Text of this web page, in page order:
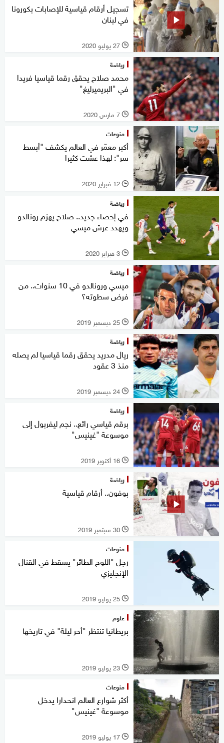
تسجيل أرقام قياسية للإصابات بكورونا
في لبنان
l 27 يوليو 2020
رياضة
محمد صلاح يحقق رقما قياسيا فريدا
في "البريميرليغ"
l 7 مارس 2020
منوعات
أكبر معمّر في العالم يكشف "أبسط
سر": لهذا عشت كثيرا
l 12 فبراير 2020
رياضة
في إحصاء جديد.. صلاح يهزم رونالدو
ويهدد عرش ميسي
l 3 فبراير 2020
رياضة
ميسي ورونالدو في 10 سنوات.. من
فرض سطوته؟
l 25 ديسمبر 2019
رياضة
ريال مدريد يحقق رقما قياسيا لم يصله
منذ 3 عقود
l 24 ديسمبر 2019
رياضة
برقم قياسي رائع.. نجم ليفربول إلى
موسوعة "غينيس"
l 16 أكتوبر 2019
رياضة
بوفون.. أرقام قياسية
l 30 سبتمبر 2019
منوعات
رجل "اللوح الطائر" يسقط في القنال
الإنجليزي
l 25 يوليو 2019
علوم
بريطانيا تنتظر "أحر ليلة" في تاريخها
l 23 يوليو 2019
منوعات
أكثر شوارع العالم انحدارا يدخل
موسوعة "غينيس"
l 17 يوليو 2019